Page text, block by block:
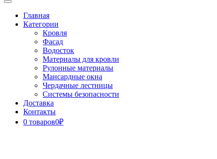
Open
ButtonГлавная
Категории
Кровля
Фасад
Водосток
Материалы для кровли
Рулонные материалы
Мансардные окна
Чердачные лестницы
Системы безопасности
Доставка
Контакты
0 товаров0₽